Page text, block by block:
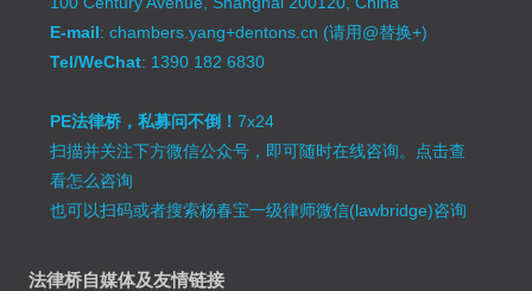
E-mail: chambers.yang+dentons.cn (请用@替换+)
Tel/WeChat: 1390 182 6830
PE法律桥，私募问不倒！7x24
扫描并关注下方微信公众号，即可随时在线咨询。 点击查
看怎么咨询
也可以扫码或者搜索杨春宝一级律师微信(lawbridge)咨询
法律桥自媒体及友情链接